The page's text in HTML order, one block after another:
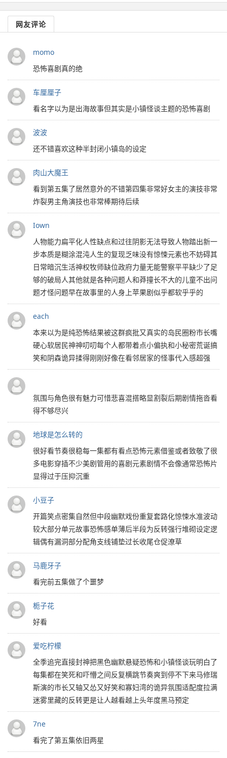
网友评论
momo
恐怖喜剧真的绝
车厘厘子
看名字以为是出海故事但其实是小镇怪谈主题的恐怖喜剧
波波
还不错喜欢这种半封闭小镇岛的设定
肉山大魔王
看到第五集了居然意外的不错第四集非常好女主的演技非常
炸裂男主角演技也非常棒期待后续
Iown
人物能力扁平化人性缺点和过往阴影无法导致人物踏出新一
步本质是糊涂混沌人生的复现乏味没有惊悚元素也不妨碍其
日常暗沉生活神权牧师缺位政府力量无能警察平平缺少了足
够的破局人其他就是各种问题人和莽撞长不大的儿童不出问
题才怪问题早在故事里的人身上苹果剧似乎都软乎乎的
each
本来以为是纯恐怖结果被这群疯批又真实的岛民圈粉市长嘴
硬心软居民神神叨叨每个人都带着点小偏执和小秘密荒诞搞
笑和阴森诡异揉得刚刚好像在看邻居家的怪事代入感超强
氛围与角色很有魅力可惜悲喜混搭略显割裂后期剧情拖沓看
得不够尽兴
地球是怎么转的
很好看节奏很稳每一集都有看点恐怖元素借鉴或者致敬了很
多电影穿插不少美剧管用的喜剧元素剧情不会像通常恐怖片
显得过于压抑沉重
小豆子
开篇笑点密集自然但中段幽默戏份重复套路化惊悚水准波动
较大部分单元故事恐怖感单薄后半段为反转强行堆砌设定逻
辑偶有漏洞部分配角支线铺垫过长收尾仓促潦草
马鹿牙子
看完前五集做了个噩梦
栀子花
好看
爱吃柠檬
全季追完直接封神把黑色幽默悬疑恐怖和小镇怪谈玩明白了
每集都在笑死和吓懵之间反复横跳节奏爽到停不下来马修瑞
斯演的市长又轴又怂又好笑和寡妇湾的诡异氛围适配度拉满
迷雾里藏的反转更是让人越看越上头年度黑马预定
7ne
看完了第五集依旧两星